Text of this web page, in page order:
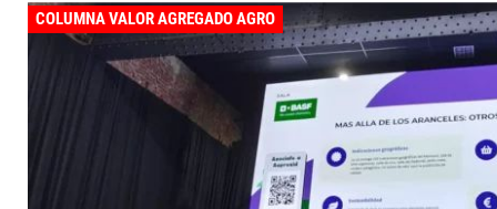
COLUMNA VALOR AGREGADO AGRO